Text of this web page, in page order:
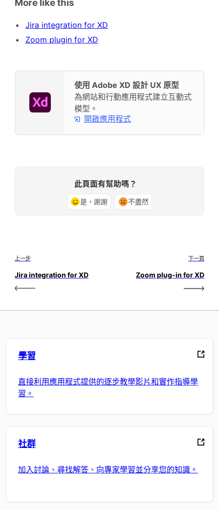
More like this
Jira integration for XD
Zoom plugin for XD
使用 Adobe XD 設計 UX 原型
為網站和行動應用程式建立互動式
模型。
開啟應用程式
此頁面有幫助嗎？
是，謝謝 不盡然
上一步
Jira integration for XD
下一頁
Zoom plug-in for XD
學習
直接利用應用程式提供的逐步教學影片和實作指導學
習。
社群
加入討論、尋找解答、向專家學習並分享您的知識。